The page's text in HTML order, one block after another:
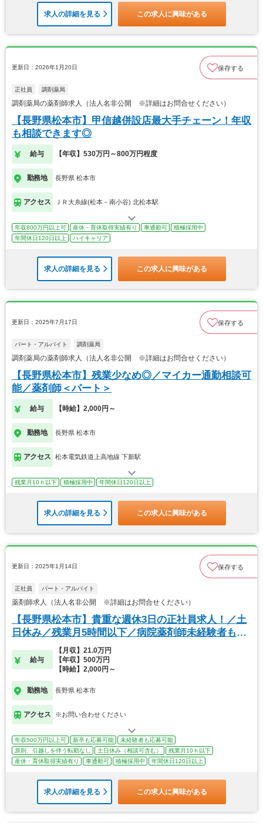
求人の詳細を見る この求人に興味がある
更新日：2026年1月20日 保存する
正社員 調剤薬局
調剤薬局の薬剤師求人（法人名非公開 ※詳細はお問合せください）
【長野県松本市】甲信越併設店最大手チェーン！年収
も相談できます◎
給与 【年収】530万円～800万円程度
勤務地 長野県 松本市
アクセス ＪＲ大糸線(松本－南小谷) 北松本駅
年収800万円以上可 産休・育休取得実績有り 車通勤可
積極採用中
年間休日120日以上
ハイキャリア
求人の詳細を見る この求人に興味がある
更新日：2025年7月17日 保存する
パート・アルバイト 調剤薬局
調剤薬局の薬剤師求人（法人名非公開 ※詳細はお問合せください）
【長野県松本市】残業少なめ◎／マイカー通勤相談可
能／薬剤師＜パート＞
給与 【時給】2,000円～
勤務地 長野県 松本市
アクセス 松本電気鉄道上高地線 下新駅
残業月10ｈ以下 積極採用中 年間休日120日以上
求人の詳細を見る この求人に興味がある
更新日：2025年1月14日 保存する
正社員 パート・アルバイト
薬剤師求人（法人名非公開 ※詳細はお問合せください）
【長野県松本市】貴重な週休3日の正社員求人！／土
日休み／残業月5時間以下／病院薬剤師未経験者も歓
給与
【月収】21.0万円
【年収】500万円
【時給】2,000円～
勤務地 長野県 松本市
アクセス ※お問い合わせください
年収500万円以上可 新卒も応募可能
未経験者も応募可能
原則、引越しを伴う転勤なし
土日休み（相談可含む）
残業月10ｈ以下
産休・育休取得実績有り
車通勤可 積極採用中 年間休日120日以上
求人の詳細を見る この求人に興味がある